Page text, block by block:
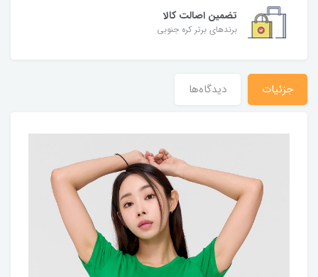
تضمین اصالت کالا
برندهای برتر کره جنوبی
جزئیات دیدگاه‌ها